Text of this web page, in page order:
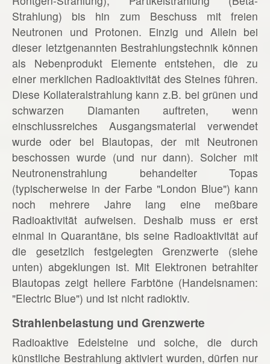
Strahlung) bis hin zum Beschuss mit freien
Neutronen und Protonen. Einzig und Allein bei
dieser letztgenannten Bestrahlungstechnik können
als Nebenprodukt Elemente entstehen, die zu
einer merklichen Radioaktivität des Steines führen.
Diese Kollateralstrahlung kann z.B. bei grünen und
schwarzen Diamanten auftreten, wenn
einschlussreiches Ausgangsmaterial verwendet
wurde oder bei Blautopas, der mit Neutronen
beschossen wurde (und nur dann). Solcher mit
Neutronenstrahlung behandelter Topas
(typischerweise in der Farbe "London Blue") kann
noch mehrere Jahre lang eine meßbare
Radioaktivität aufweisen. Deshalb muss er erst
einmal in Quarantäne, bis seine Radioaktivität auf
die gesetzlich festgelegten Grenzwerte (siehe
unten) abgeklungen ist. Mit Elektronen betrahlter
Blautopas zeigt hellere Farbtöne (Handelsnamen:
"Electric Blue") und ist nicht radioktiv.
Strahlenbelastung und Grenzwerte
Radioaktive Edelsteine und solche, die durch
künstliche Bestrahlung aktiviert wurden, dürfen nur